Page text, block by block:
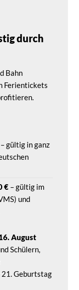
durch
Bahn
Ferientickets
– gültig in ganz
€ – gültig im
und
August
Schülern,
Geburtstag